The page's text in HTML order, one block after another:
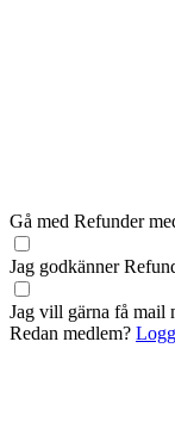
Gå med Refunder
Jag godkänner
Jag vill gärna få mail
Redan medlem?